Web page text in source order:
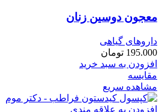
معجون دوسین زنان
داروهای گیاهی
195.000 تومان
افزودن به سبد خرید
مقایسه
مشاهده سریع
افزودن به علاقه مندی